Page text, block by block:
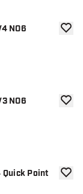
NO6
NO6
Point